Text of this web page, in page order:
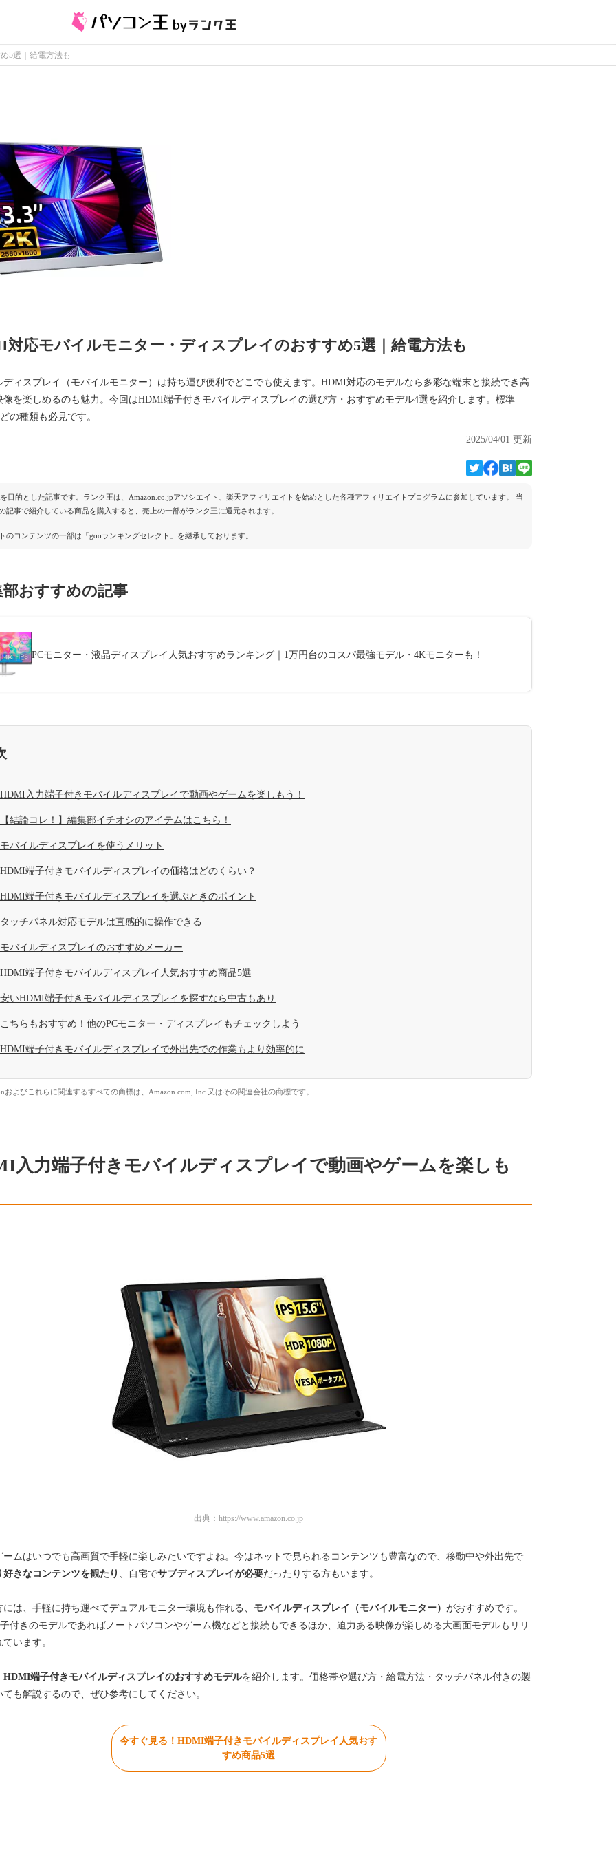
5選｜給電方法も
対応モバイルモニター・ディスプレイのおすすめ5選｜給電方法も
ディスプレイ（モバイルモニター）は持ち運び便利でどこでも使えます。HDMI対応のモデルなら多彩な端末と接続でき高
像を楽しめるのも魅力。今回はHDMI端子付きモバイルディスプレイの選び方・おすすめモデル4選を紹介します。標準
の種類も必見です。
2025/04/01 更新
目的とした記事です。ランク王は、Amazon.co.jpアソシエイト、楽天アフィリエイトを始めとした各種アフィリエイトプログラムに参加しています。 当
記事で紹介している商品を購入すると、売上の一部がランク王に還元されます。
のコンテンツの一部は「gooランキングセレクト」を継承しております。
部おすすめの記事
PCモニター・液晶ディスプレイ人気おすすめランキング｜1万円台のコスパ最強モデル・4Kモニターも！
HDMI入力端子付きモバイルディスプレイで動画やゲームを楽しもう！
【結論コレ！】編集部イチオシのアイテムはこちら！
モバイルディスプレイを使うメリット
HDMI端子付きモバイルディスプレイの価格はどのくらい？
HDMI端子付きモバイルディスプレイを選ぶときのポイント
タッチパネル対応モデルは直感的に操作できる
モバイルディスプレイのおすすめメーカー
HDMI端子付きモバイルディスプレイ人気おすすめ商品5選
安いHDMI端子付きモバイルディスプレイを探すなら中古もあり
こちらもおすすめ！他のPCモニター・ディスプレイもチェックしよう
HDMI端子付きモバイルディスプレイで外出先での作業もより効率的に
およびこれらに関連するすべての商標は、Amazon.com, Inc.又はその関連会社の商標です。
入力端子付きモバイルディスプレイで動画やゲームを楽しも
出典： https://www.amazon.co.jp
ームはいつでも高画質で手軽に楽しみたいですよね。今はネットで見られるコンテンツも豊富なので、移動中や外出先で
好きなコンテンツを観たり 、自宅でサブディスプレイが必要だったりする方もいます。
には、手軽に持ち運べてデュアルモニター環境も作れる、 モバイルディスプレイ（モバイルモニター） がおすすめです。
付きのモデルであればノートパソコンやゲーム機などと接続もできるほか、迫力ある映像が楽しめる大画面モデルもリリ
います。
HDMI端子付きモバイルディスプレイのおすすめモデルを紹介します。価格帯や選び方・給電方法・タッチパネル付きの製
ても解説するので、ぜひ参考にしてください。
今すぐ見る！HDMI端子付きモバイルディスプレイ人気おす
すめ商品5選